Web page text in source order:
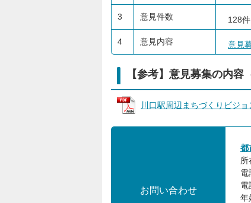
3 意見件数 128件
4 意見内容 意見
【参考】意見募集の内容
川口駅周辺まちづくりビジ
お問い合わせ
都
所
電
電
年